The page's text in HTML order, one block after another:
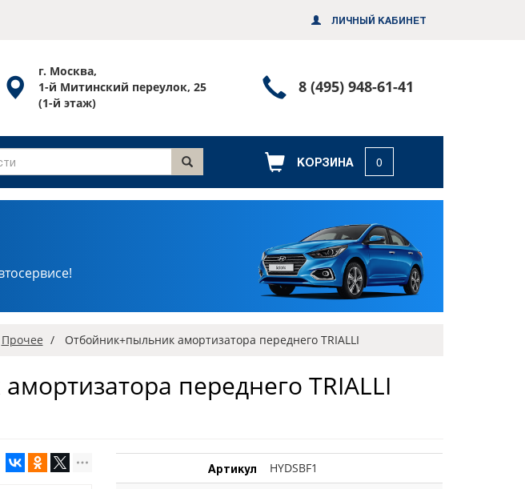
КОРЗИНА 0
Прочее Отбойник+пыльник амортизатора переднего TRIALLI
переднего TRIALLI
Артикул HYDSBF1
ЛИЧНЫЙ КАБИНЕТ
Посмотреть
схему
проезда
г. Москва,
1-й Митинский переулок, 25
(1-й этаж)
Позвонить
заказать
обратный
звонок
8 (495) 948-61-41